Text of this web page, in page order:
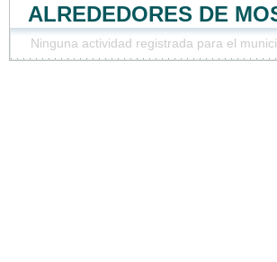
ALREDEDORES DE
Ninguna actividad registrada para el